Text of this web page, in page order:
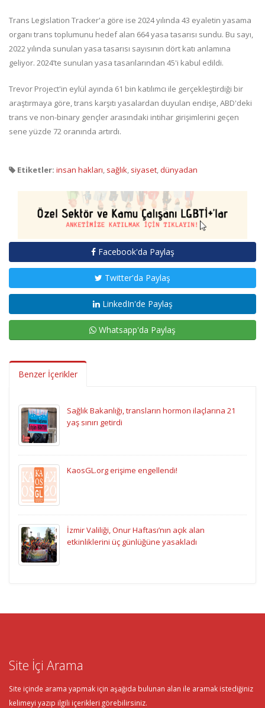
Trans Legislation Tracker'a göre ise 2024 yılında 43 eyaletin yasama
organı trans toplumunu hedef alan 664 yasa tasarısı sundu. Bu sayı,
2022 yılında sunulan yasa tasarısı sayısının dört katı anlamına
geliyor. 2024’te sunulan yasa tasarılarından 45'i kabul edildi.
Trevor Project'in eylül ayında 61 bin katılımcı ile gerçekleştirdiği bir
araştırmaya göre, trans karşıtı yasalardan duyulan endişe, ABD'deki
trans ve non-binary gençler arasındaki intihar girişimlerini geçen
sene yüzde 72 oranında artırdı.
Etiketler: insan hakları, sağlık, siyaset,dünyadan
Facebook'da Paylaş
Twitter'da Paylaş
LinkedIn'de Paylaş
Whatsapp'da Paylaş
Benzer İçerikler
Sağlık Bakanlığı, transların hormon ilaçlarına 21
yaş sınırı getirdi
KaosGL.org erişime engellendi!
İzmir Valiliği, Onur Haftası’nın açık alan
etkinliklerini üç günlüğüne yasakladı
Site İçi Arama
Site içinde arama yapmak için aşağıda bulunan alan ile aramak istediğiniz
kelimeyi yazıp ilgili içerikleri görebilirsiniz.